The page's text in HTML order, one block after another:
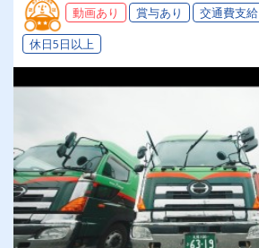
動画あり 賞与あり 交通費支給
休日5日以上